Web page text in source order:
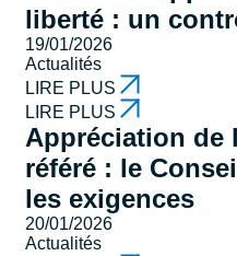
liberté : un
19/01/2026
Actualités
LIRE PLUS
LIRE PLUS
Appréciation de
référé : le
les exigences
20/01/2026
Actualités